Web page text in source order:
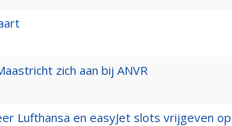
zich aan bij ANVR
Lufthansa en easyJet slots vrijgeven op